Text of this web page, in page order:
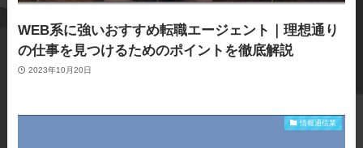
WEB系に強いおすすめ転職エージェント｜理想通り
の仕事を見つけるためのポイントを徹底解説
2023年10月20日
情報通信業